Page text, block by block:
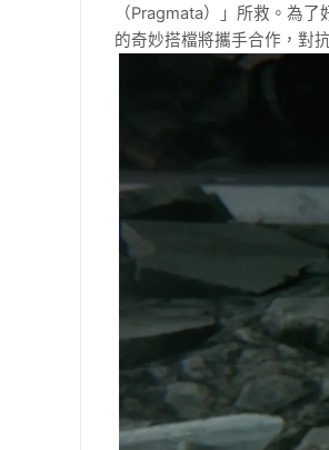
（Pragmata）」所救。為了
的奇妙搭檔將攜手合作，對